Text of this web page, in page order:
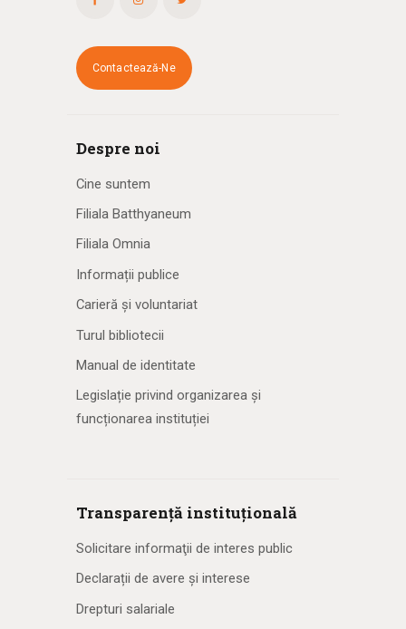
Contactează-Ne
Despre noi
Cine suntem
Filiala Batthyaneum
Filiala Omnia
Informații publice
Carieră și voluntariat
Turul bibliotecii
Manual de identitate
Legislație privind organizarea și
funcționarea instituției
Transparență instituțională
Solicitare informaţii de interes public
Declarații de avere și interese
Drepturi salariale